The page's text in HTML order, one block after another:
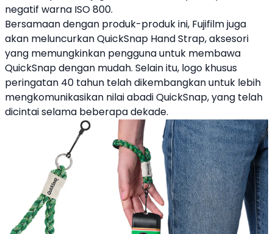
negatif warna ISO 800.
Bersamaan dengan produk-produk ini, Fujifilm juga
akan meluncurkan QuickSnap Hand Strap, aksesori
yang memungkinkan pengguna untuk membawa
QuickSnap dengan mudah. ​​Selain itu, logo khusus
peringatan 40 tahun telah dikembangkan untuk lebih
mengkomunikasikan nilai abadi QuickSnap, yang telah
dicintai selama beberapa dekade.